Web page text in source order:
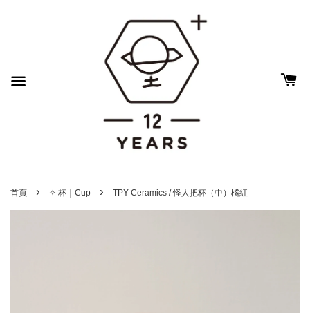
首頁 › ✧ 杯｜Cup › TPY Ceramics / 怪人把杯（中）橘紅